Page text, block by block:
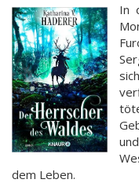
In
dem Leben.